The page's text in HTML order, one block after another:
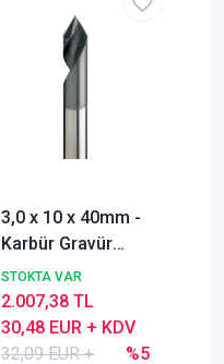
3,0 x 10 x 40mm -
Karbür Gravür
Freze, 60°,
Kaplamalı, Genel
Amaçlı pantoğraf
çakısı
STOKTA VAR
32,09 EUR +
%5
30,48 EUR + KDV
2.007,38 TL